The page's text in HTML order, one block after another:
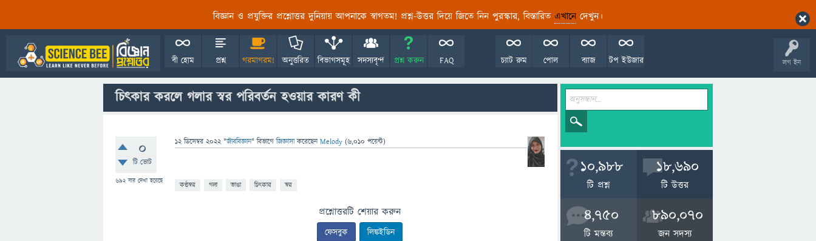
বিজ্ঞান ও প্রযুক্তির প্রশ্নোত্তর দুনিয়ায় আপনাকে স্বাগতম! প্রশ্ন-উত্তর দিয়ে জিতে নিন পুরস্কার, বিস্তারিত এখানেদেখুন।
লগ ইন
বী হোম প্রশ্ন গরমাগরম! অনুত্তরিত বিভাগসমূহ সদস্যবৃন্দ প্রশ্ন করুন FAQ টপ ইউজার
ব্যাজ
পোল
চ্যাট রুম
চিৎকার করলে গলার স্বর পরিবর্তন হওয়ার কারণ কী
0
টি ভোট
692বার দেখা হয়েছে
12 ডিসেম্বর 2022 "জীববিজ্ঞান" বিভাগে জিজ্ঞাসাকরেছেনMelody (6,010 পয়েন্ট)
কণ্ঠস্বর গলা ভাঙা চিৎকার স্বর
প্রশ্নোত্তরটি শেয়ার করুন
ফেসবুক লিঙ্কইডিন
10,988
টি প্রশ্ন
18,690
টি উত্তর
4,750
টি মন্তব্য
890,070
জন সদস্য